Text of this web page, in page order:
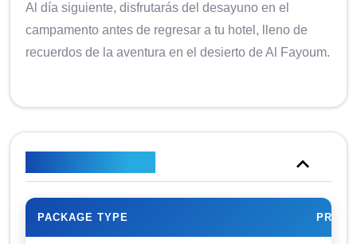
Al día siguiente, disfrutarás del desayuno en el
campamento antes de regresar a tu hotel, lleno de
recuerdos de la aventura en el desierto de Al Fayoum.
PACKAGE TYPE PRICE